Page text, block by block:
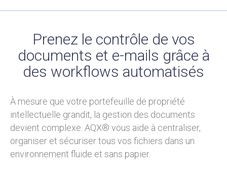
Prenez le contrôle de vos
documents et e-mails grâce à
des workflows automatisés
À mesure que votre portefeuille de propriété
intellectuelle grandit, la gestion des documents
devient complexe. AQX® vous aide à centraliser,
organiser et sécuriser tous vos fichiers dans un
environnement fluide et sans papier.